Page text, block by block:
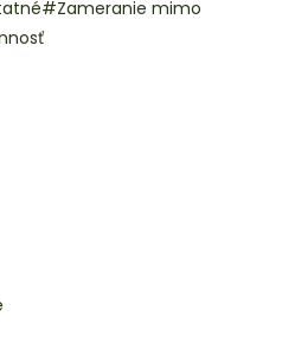
#Zameranie mimo